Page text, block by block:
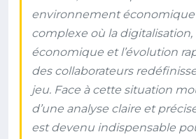
environnement
complexe où la digitalisation,
économique et l’évolution
des collaborateurs
jeu. Face à cette situation
d’une analyse claire et
est devenu indispensable